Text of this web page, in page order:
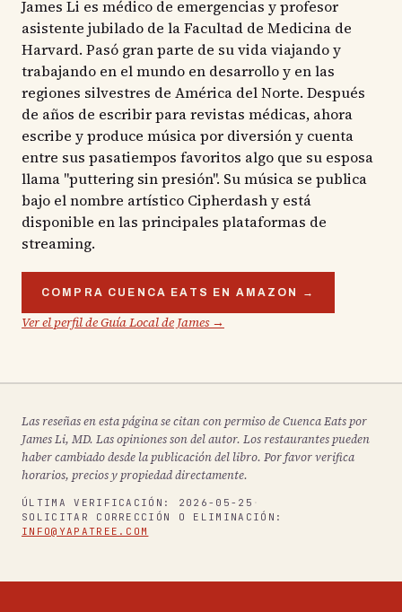
James Li es médico de emergencias y profesor
asistente jubilado de la Facultad de Medicina de
Harvard. Pasó gran parte de su vida viajando y
trabajando en el mundo en desarrollo y en las
regiones silvestres de América del Norte. Después
de años de escribir para revistas médicas, ahora
escribe y produce música por diversión y cuenta
entre sus pasatiempos favoritos algo que su esposa
llama "puttering sin presión". Su música se publica
bajo el nombre artístico Cipherdash y está
disponible en las principales plataformas de
streaming.
COMPRA CUENCA EATS EN AMAZON →
Ver el perfil de Guía Local de James →
Las reseñas en esta página se citan con permiso de Cuenca Eats por
James Li, MD. Las opiniones son del autor. Los restaurantes pueden
haber cambiado desde la publicación del libro. Por favor verifica
horarios, precios y propiedad directamente.
ÚLTIMA VERIFICACIÓN: 2026-05-25 ·
SOLICITAR CORRECCIÓN O ELIMINACIÓN:
INFO@YAPATREE.COM